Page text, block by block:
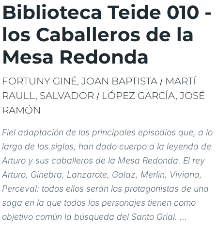
Biblioteca Teide 010 -
los Caballeros de la
Mesa Redonda
FORTUNY GINÉ, JOAN BAPTISTA / MARTÍ
RAÜLL, SALVADOR / LÓPEZ GARCÍA, JOSÉ
RAMÓN
Fiel adaptación de los principales episodios que, a lo
largo de los siglos, han dado cuerpo a la leyenda de
Arturo y sus caballeros de la Mesa Redonda. El rey
Arturo, Ginebra, Lanzarote, Galaz, Merlín, Viviana,
Perceval: todos ellos serán los protagonistas de una
saga en la que todos los personajes tienen como
objetivo común la búsqueda del Santo Grial. ...